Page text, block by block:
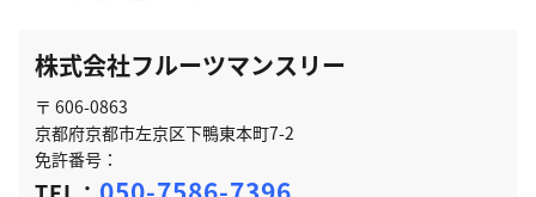
株式会社フルーツマンスリー
〒 606-0863
京都府京都市左京区下鴨東本町7-2
免許番号：